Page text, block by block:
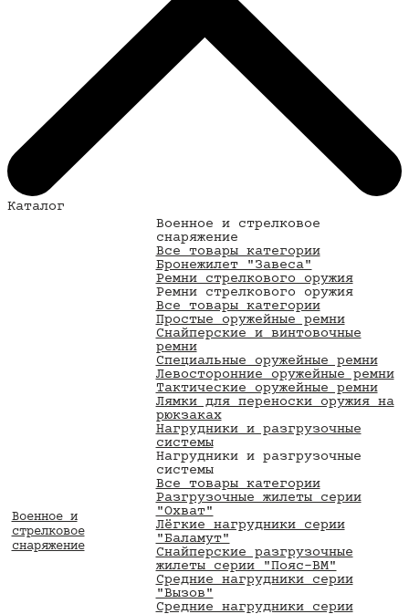
Каталог
Военное и
стрелковое
снаряжение
Военное и стрелковое
снаряжение
Все товары категории
Бронежилет "Завеса"
Ремни стрелкового оружия
Ремни стрелкового оружия
Все товары категории
Простые оружейные ремни
Снайперские и винтовочные
ремни
Специальные оружейные ремни
Левосторонние оружейные ремни
Тактические оружейные ремни
Лямки для переноски оружия на
рюкзаках
Нагрудники и разгрузочные
системы
Нагрудники и разгрузочные
системы
Все товары категории
Разгрузочные жилеты серии
"Охват"
Лёгкие нагрудники серии
"Баламут"
Снайперские разгрузочные
жилеты серии "Пояс-ВМ"
Средние нагрудники серии
"Вызов"
Средние нагрудники серии